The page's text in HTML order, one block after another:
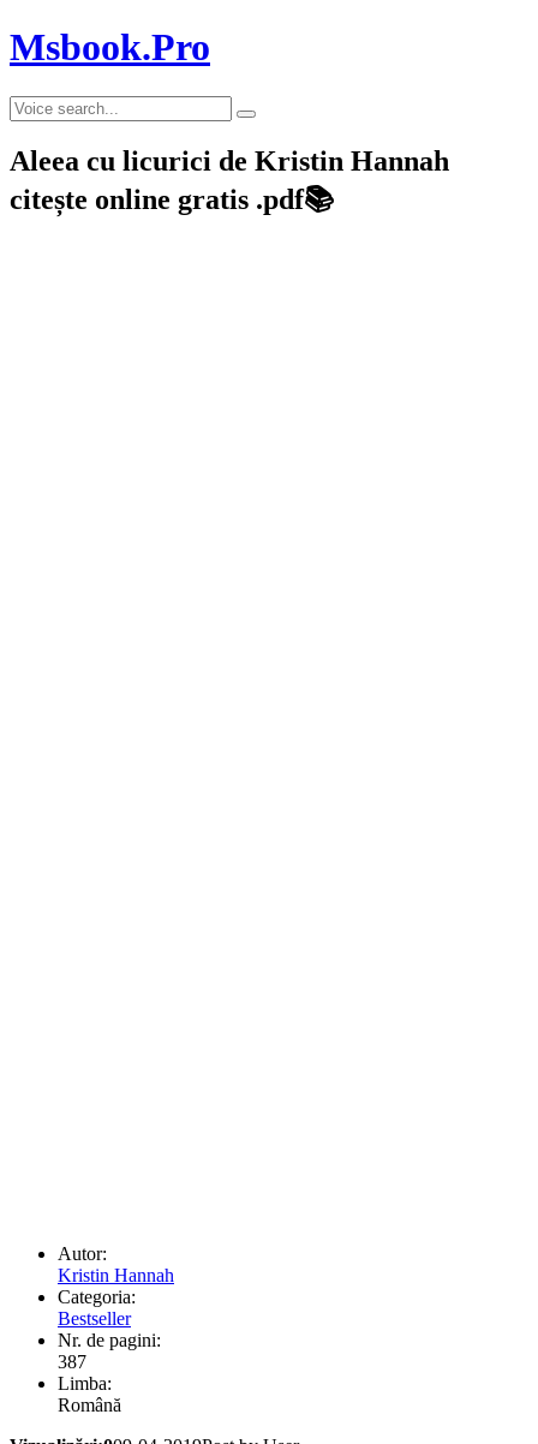
Msbook.Pro
Aleea cu licurici de Kristin Hannah
citește online gratis .pdf📚
Autor:
Kristin Hannah
Categoria:
Bestseller
Nr. de pagini:
387
Limba:
Română